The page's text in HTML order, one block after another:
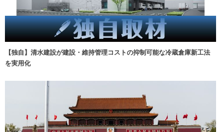
【独自】清水建設が建設・維持管理コストの抑制可能な冷蔵倉庫新工法
を実用化